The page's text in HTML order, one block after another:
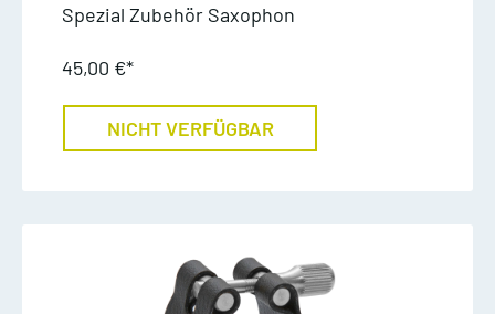
Spezial Zubehör Saxophon
45,00 €*
NICHT VERFÜGBAR